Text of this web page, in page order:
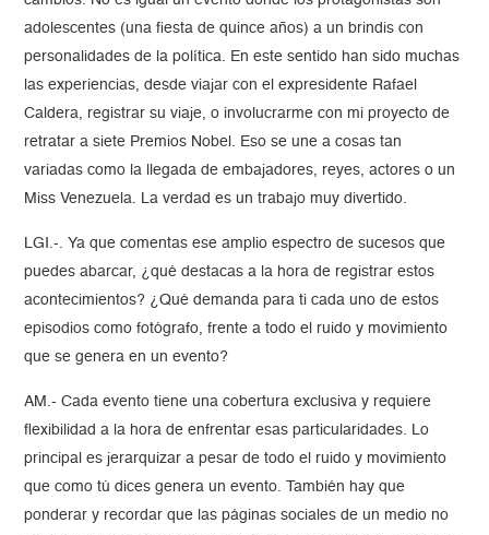
adolescentes (una fiesta de quince años) a un brindis con
personalidades de la política. En este sentido han sido muchas
las experiencias, desde viajar con el expresidente Rafael
Caldera, registrar su viaje, o involucrarme con mi proyecto de
retratar a siete Premios Nobel. Eso se une a cosas tan
variadas como la llegada de embajadores, reyes, actores o un
Miss Venezuela. La verdad es un trabajo muy divertido.
LGI.-. Ya que comentas ese amplio espectro de sucesos que
puedes abarcar, ¿qué destacas a la hora de registrar estos
acontecimientos? ¿Qué demanda para ti cada uno de estos
episodios como fotógrafo, frente a todo el ruido y movimiento
que se genera en un evento?
AM.- Cada evento tiene una cobertura exclusiva y requiere
flexibilidad a la hora de enfrentar esas particularidades. Lo
principal es jerarquizar a pesar de todo el ruido y movimiento
que como tú dices genera un evento. También hay que
ponderar y recordar que las páginas sociales de un medio no